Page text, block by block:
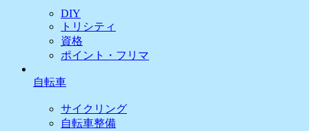
DIY
トリシティ
資格
ポイント・フリマ
自転車
サイクリング
自転車整備